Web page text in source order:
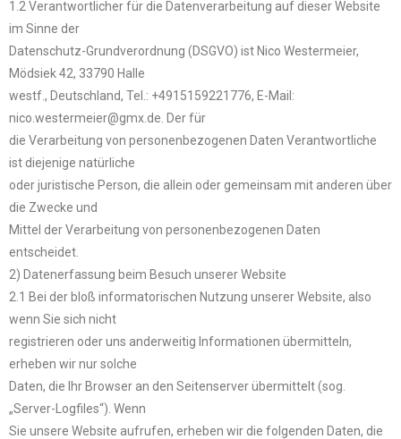
1.2 Verantwortlicher für die Datenverarbeitung auf dieser Website
im Sinne der
Datenschutz-Grundverordnung (DSGVO) ist Nico Westermeier,
Mödsiek 42, 33790 Halle
westf., Deutschland, Tel.: +4915159221776, E-Mail:
nico.westermeier@gmx.de. Der für
die Verarbeitung von personenbezogenen Daten Verantwortliche
ist diejenige natürliche
oder juristische Person, die allein oder gemeinsam mit anderen über
die Zwecke und
Mittel der Verarbeitung von personenbezogenen Daten
entscheidet.
2) Datenerfassung beim Besuch unserer Website
2.1 Bei der bloß informatorischen Nutzung unserer Website, also
wenn Sie sich nicht
registrieren oder uns anderweitig Informationen übermitteln,
erheben wir nur solche
Daten, die Ihr Browser an den Seitenserver übermittelt (sog.
„Server-Logfiles“). Wenn
Sie unsere Website aufrufen, erheben wir die folgenden Daten, die